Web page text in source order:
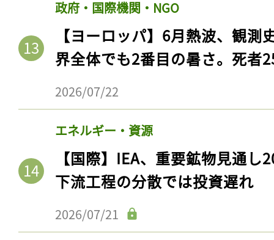
政府・国際機関・NGO
【ヨーロッパ】6月熱波、観
界全体でも2番目の暑さ。死者
2026/07/22
エネルギー・資源
【国際】IEA、重要鉱物見通
下流工程の分散では投資遅れ
2026/07/21